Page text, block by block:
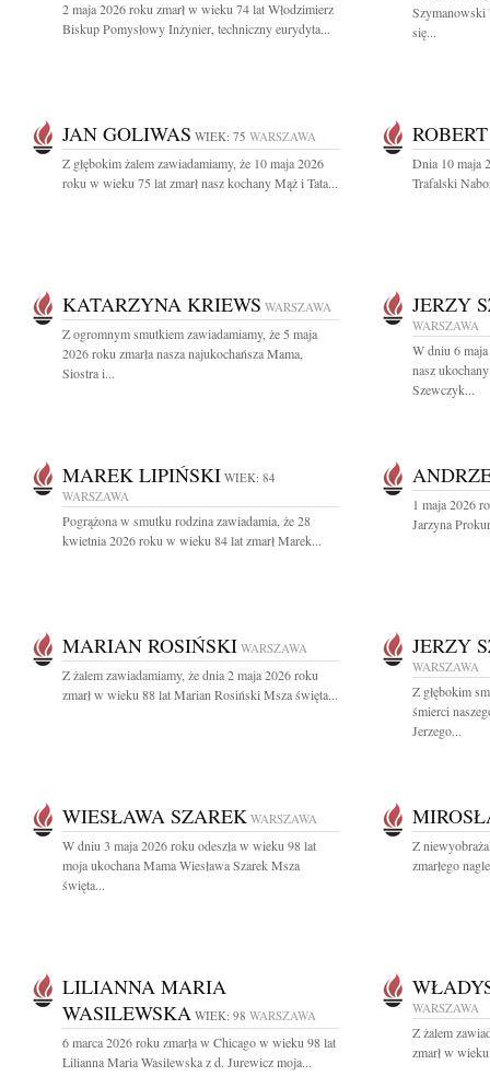
2 maja 2026 roku zmarł w wieku 74 lat Włodzimierz
Biskup Pomysłowy Inżynier, techniczny eurydyta...
Szymanowski
się...
JAN GOLIWAS WIEK: 75 WARSZAWA
Z głębokim żalem zawiadamiamy, że 10 maja 2026
roku w wieku 75 lat zmarł nasz kochany Mąż i Tata...
Dnia 10 maja
Trafalski
KATARZYNA KRIEWS WARSZAWA
Z ogromnym smutkiem zawiadamiamy, że 5 maja
2026 roku zmarła nasza najukochańsza Mama,
Siostra i...
JERZY
WARSZAWA
W dniu 6
nasz
Szewczyk...
MAREK LIPIŃSKI WIEK: 84
WARSZAWA
Pogrążona w smutku rodzina zawiadamia, że 28
kwietnia 2026 roku w wieku 84 lat zmarł Marek...
1 maja 2026
Jarzyna
MARIAN ROSIŃSKI WARSZAWA
Z żalem zawiadamiamy, że dnia 2 maja 2026 roku
zmarł w wieku 88 lat Marian Rosiński Msza święta...
JERZY
WARSZAWA
Z głębokim
śmierci
Jerzego...
WIESŁAWA SZAREK WARSZAWA
W dniu 3 maja 2026 roku odeszła w wieku 98 lat
moja ukochana Mama Wiesława Szarek Msza
święta...
Z
zmarłego
LILIANNA MARIA
WASILEWSKA WIEK: 98 WARSZAWA
6 marca 2026 roku zmarła w Chicago w wieku 98 lat
Lilianna Maria Wasilewska z d. Jurewicz moja...
WARSZAWA
Z żalem
zmarł w